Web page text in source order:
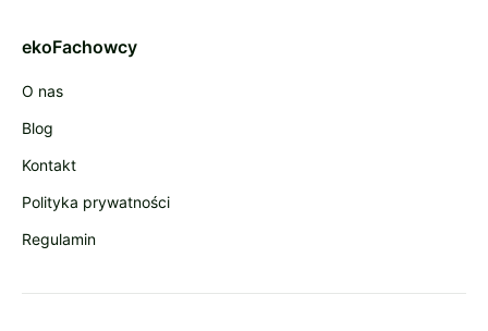
ekoFachowcy
O nas
Blog
Kontakt
Polityka prywatności
Regulamin